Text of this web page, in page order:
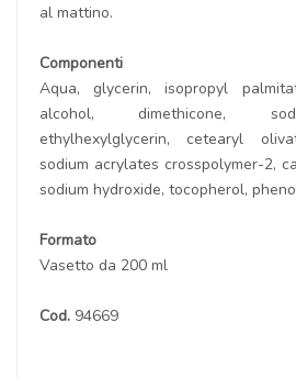
al mattino.
Componenti
Aqua, glycerin, isopropyl
alcohol, dimethicone,
ethylhexylglycerin, cetearyl
sodium acrylates crosspolymer-2,
sodium hydroxide, tocopherol,
Formato
Vasetto da 200 ml
Cod. 94669